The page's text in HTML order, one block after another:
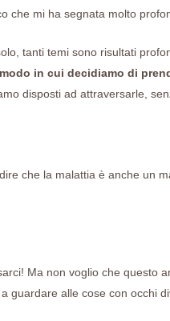
che mi ha segnata molto
tanti temi sono risultati
modo in cui decidiamo di
disposti ad attraversarle,
che la malattia è anche un
Ma non voglio che questo
guardare alle cose con occhi